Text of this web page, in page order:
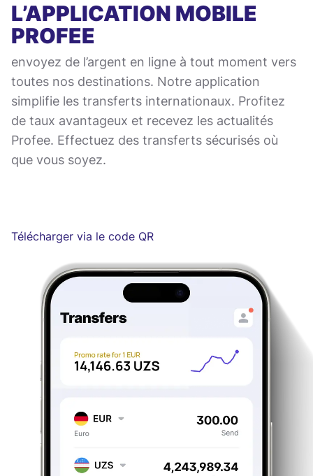
L’APPLICATION MOBILE
PROFEE
envoyez de l’argent en ligne à tout moment vers
toutes nos destinations. Notre application
simplifie les transferts internationaux. Profitez
de taux avantageux et recevez les actualités
Profee. Effectuez des transferts sécurisés où
que vous soyez.
Télécharger via le code QR